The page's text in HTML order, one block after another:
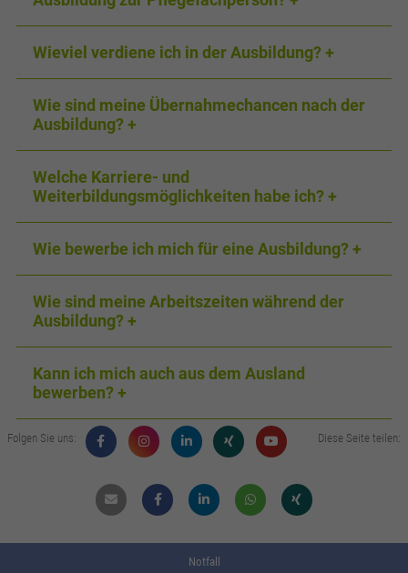
Wieviel verdiene ich in der Ausbildung?
Wie sind meine Übernahmechancen nach der
Ausbildung?
Welche Karriere- und
Weiterbildungsmöglichkeiten habe ich?
Wie bewerbe ich mich für eine Ausbildung?
Wie sind meine Arbeitszeiten während der
Ausbildung?
Kann ich mich auch aus dem Ausland
bewerben?
Folgen Sie uns: Diese Seite teilen:
Mail FacebookLinkdin WhatsappXing
Notfall